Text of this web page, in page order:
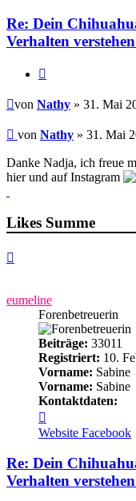
Re: Dein
Verhalten
Beitrag
von Nathy » 31. Mai
Beitrag
von Nathy » 31. Mai
Danke Nadja, ich freue
hier und auf Instagram
Likes Summe
eumeline
Forenbetreuerin
Beiträge: 33011
Registriert: 10.
Vorname: Sabine
Vorname: Sabine
Kontaktdaten:
von
eumeline
Website Facebook
Re: Dein
Verhalten